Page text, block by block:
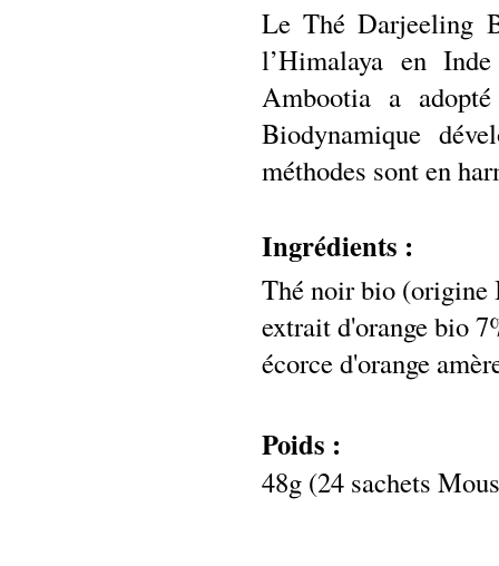
Le Thé Darjeeling
l’Himalaya en
Ambootia a
Biodynamique
méthodes sont en
Ingrédients :
Thé noir bio (origine
extrait d'orange bio
écorce d'orange
Poids :
48g (24 sachets